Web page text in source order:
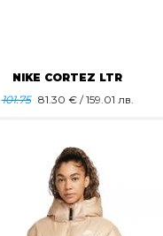
NIKE CORTEZ LTR
101.75 81.30 € / 159.01 лв.